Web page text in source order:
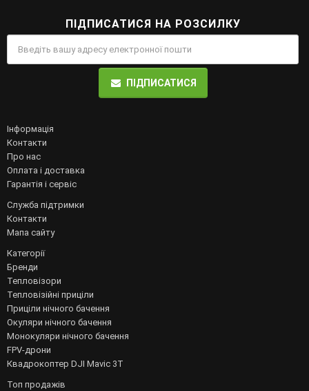
ПІДПИСАТИСЯ НА РОЗСИЛКУ
ПІДПИСАТИСЯ
Інформація
Контакти
Про нас
Оплата і доставка
Гарантія і сервіс
Служба підтримки
Контакти
Мапа сайту
Категорії
Бренди
Тепловізори
Тепловізійні приціли
Приціли нічного бачення
Окуляри нічного бачення
Монокуляри нічного бачення
FPV-дрони
Квадрокоптер DJI Mavic 3T
Топ продажів